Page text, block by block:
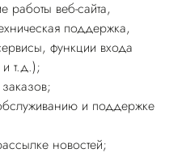
работы веб-сайта,
поддержка,
функции входа
т.д.);
и поддержке
новостей;